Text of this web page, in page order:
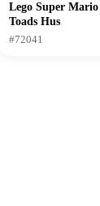
Lego Super
Toads Hus
#72041